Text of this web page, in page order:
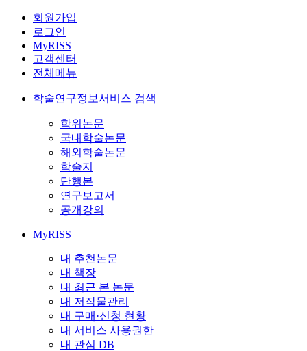
회원가입
로그인
MyRISS
고객센터
전체메뉴
학술연구정보서비스 검색
학위논문
국내학술논문
해외학술논문
학술지
단행본
연구보고서
공개강의
MyRISS
내 추천논문
내 책장
내 최근 본 논문
내 저작물관리
내 구매·신청 현황
내 서비스 사용권한
내 관심 DB